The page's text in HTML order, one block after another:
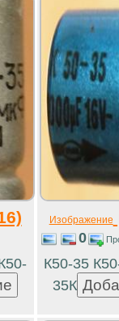
Изображение
0
К50-35
35К